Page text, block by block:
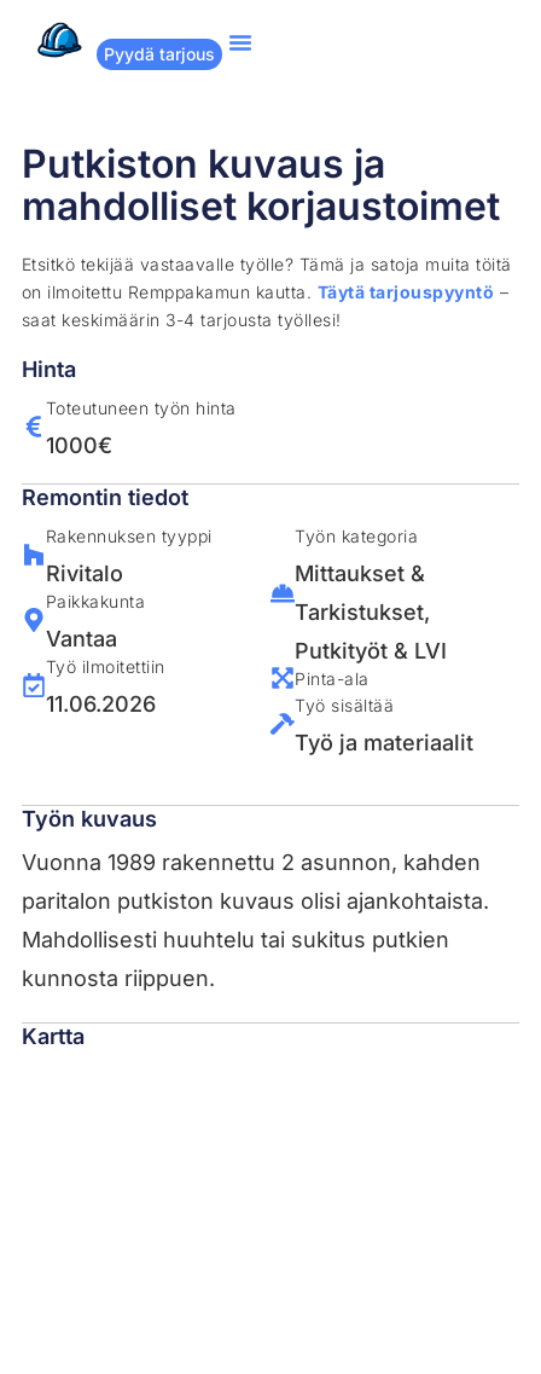
Pyydä tarjous
Putkiston kuvaus ja
mahdolliset korjaustoimet
Etsitkö tekijää vastaavalle työlle? Tämä ja satoja muita töitä
on ilmoitettu Remppakamun kautta. Täytä tarjouspyyntö –
saat keskimäärin 3-4 tarjousta työllesi!
Hinta
Toteutuneen työn hinta
1000€
Remontin tiedot
Rakennuksen tyyppi
Rivitalo
Paikkakunta
Vantaa
Työ ilmoitettiin
11.06.2026
Työn kategoria
Mittaukset &
Tarkistukset,
Putkityöt & LVI
Pinta-ala
Työ sisältää
Työ ja materiaalit
Työn kuvaus
Vuonna 1989 rakennettu 2 asunnon, kahden
paritalon putkiston kuvaus olisi ajankohtaista.
Mahdollisesti huuhtelu tai sukitus putkien
kunnosta riippuen.
Kartta